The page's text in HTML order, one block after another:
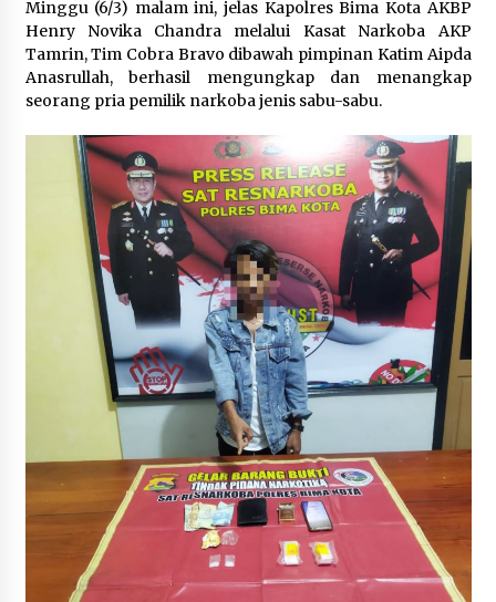
1 bulan ago
SATRESNARKOBA POLRES DOMPU AMANKAN
TERDUGA PELAKU NARKOTIKA DI KECAMATAN
KEMPO, BELASAN PAKET DIDUGA SABU DISITA
Minggu (6/3) malam ini, jelas Kapolres Bima Kota AKBP
Henry Novika Chandra melalui Kasat Narkoba AKP
Tamrin, Tim Cobra Bravo dibawah pimpinan Katim Aipda
Anasrullah, berhasil mengungkap dan menangkap
seorang pria pemilik narkoba jenis sabu-sabu.